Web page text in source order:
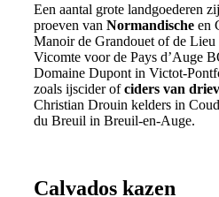
Een aantal grote landgoederen
proeven van Normandische en
Manoir de Grandouet of de
Vicomte voor de Pays d’Auge
Domaine Dupont in Victot-
zoals ijscider ofciders van
Christian Drouin kelders in
du Breuil in Breuil-en-Auge.
Calvados kazen